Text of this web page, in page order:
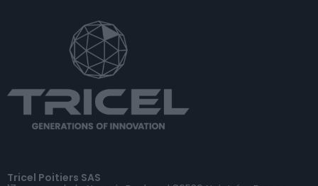
Tricel Poitiers SAS